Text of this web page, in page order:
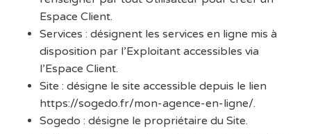
Espace Client.
Services : désignent les services en ligne mis à
disposition par l’Exploitant accessibles via
l’Espace Client.
Site : désigne le site accessible depuis le lien
https://sogedo.fr/mon-agence-en-ligne/.
Sogedo : désigne le propriétaire du Site.